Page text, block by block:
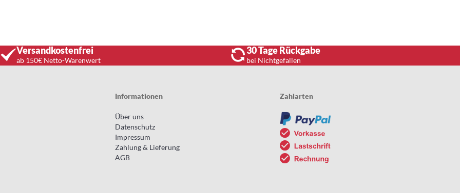
Versandkostenfrei
ab 150€ Netto-Warenwert
30 Tage Rückgabe
bei Nichtgefallen
Informationen
Über uns
Datenschutz
Impressum
Zahlung & Lieferung
AGB
Zahlarten